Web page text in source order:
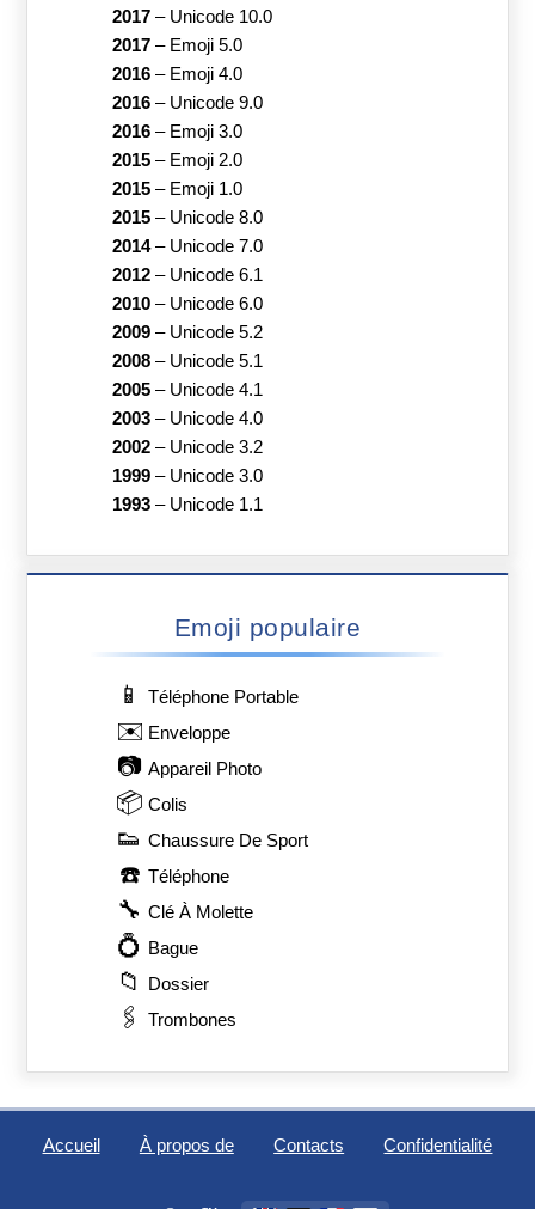
2017– Unicode 10.0
2017– Emoji 5.0
2016– Emoji 4.0
2016– Unicode 9.0
2016– Emoji 3.0
2015– Emoji 2.0
2015– Emoji 1.0
2015– Unicode 8.0
2014– Unicode 7.0
2012– Unicode 6.1
2010– Unicode 6.0
2009– Unicode 5.2
2008– Unicode 5.1
2005– Unicode 4.1
2003– Unicode 4.0
2002– Unicode 3.2
1999– Unicode 3.0
1993– Unicode 1.1
Emoji populaire
📱 Téléphone Portable
✉️ Enveloppe
📷 Appareil Photo
📦 Colis
👟 Chaussure De Sport
☎️ Téléphone
🔧 Clé À Molette
💍 Bague
📁 Dossier
🖇️ Trombones
Accueil À propos de Contacts Confidentialité